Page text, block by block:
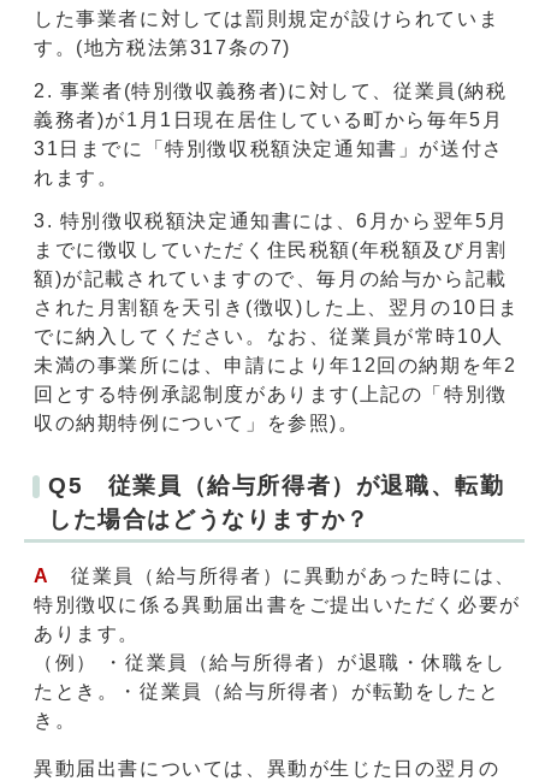
した事業者に対しては罰則規定が設けられていま
す。(地方税法第317条の7)
事業者(特別徴収義務者)に対して、従業員(納税
義務者)が1月1日現在居住している町から毎年5月
31日までに「特別徴収税額決定通知書」が送付さ
れます。
特別徴収税額決定通知書には、6月から翌年5月
までに徴収していただく住民税額(年税額及び月割
額)が記載されていますので、毎月の給与から記載
された月割額を天引き(徴収)した上、翌月の10日ま
でに納入してください。なお、従業員が常時10人
未満の事業所には、申請により年12回の納期を年2
回とする特例承認制度があります(上記の「特別徴
収の納期特例について」を参照)。
Q5 従業員（給与所得者）が退職、転勤
した場合はどうなりますか？
A
従業員（給与所得者）に異動があった時には、
特別徴収に係る異動届出書をご提出いただく必要が
あります。
（例） ・従業員（給与所得者）が退職・休職をし
たとき。・従業員（給与所得者）が転勤をしたと
き。
異動届出書については、異動が生じた日の翌月の